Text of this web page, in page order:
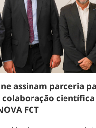
assinam parceria
FCT